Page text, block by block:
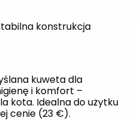
konstrukcja
kuweta dla
i komfort –
kota. Idealna do użytku
cenie (23 €).